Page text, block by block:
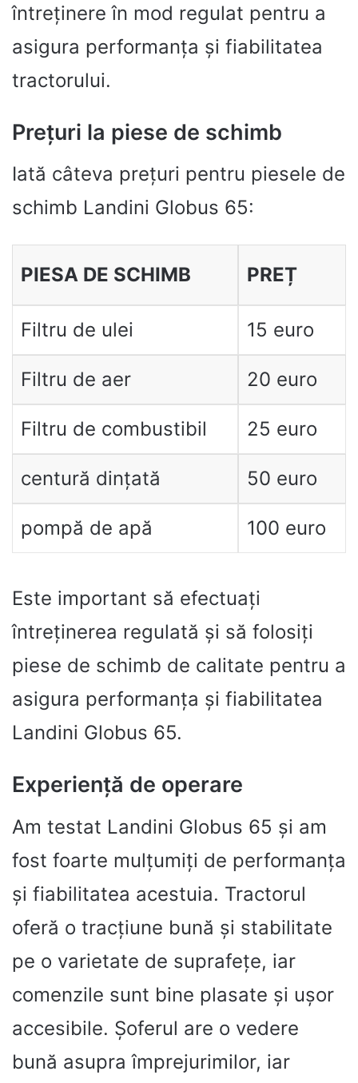
întreținere în mod regulat pentru a
asigura performanța și fiabilitatea
tractorului.
Prețuri la piese de schimb
Iată câteva prețuri pentru piesele de
schimb Landini Globus 65:
PIESA DE SCHIMB PREȚ
Filtru de ulei 15 euro
Filtru de aer 20 euro
Filtru de combustibil 25 euro
centură dințată 50 euro
pompă de apă 100 euro
Este important să efectuați
întreținerea regulată și să folosiți
piese de schimb de calitate pentru a
asigura performanța și fiabilitatea
Landini Globus 65.
Experiență de operare
Am testat Landini Globus 65 și am
fost foarte mulțumiți de performanța
și fiabilitatea acestuia. Tractorul
oferă o tracțiune bună și stabilitate
pe o varietate de suprafețe, iar
comenzile sunt bine plasate și ușor
accesibile. Șoferul are o vedere
bună asupra împrejurimilor, iar